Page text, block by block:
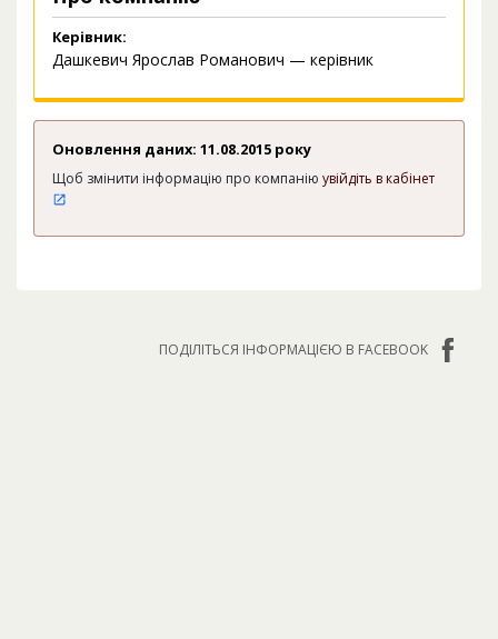
Керівник:
Дашкевич Ярослав Романович — керівник
Оновлення даних: 11.08.2015 року
Щоб змінити інформацію про компанію увійдіть в кабінет
ПОДІЛІТЬСЯ ІНФОРМАЦІЄЮ В FACEBOOK